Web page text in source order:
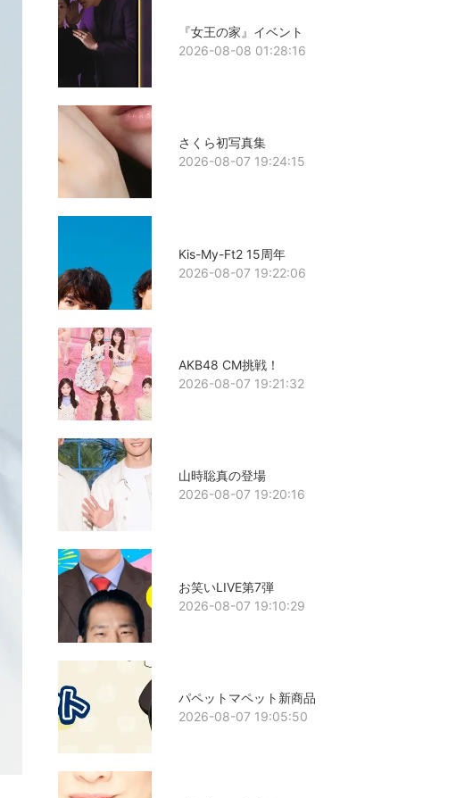
『女王の家』イベント
2026-08-08 01:28:16
さくら初写真集
2026-08-07 19:24:15
Kis-My-Ft2 15周年
2026-08-07 19:22:06
AKB48 CM挑戦！
2026-08-07 19:21:32
山時聡真の登場
2026-08-07 19:20:16
お笑いLIVE第7弾
2026-08-07 19:10:29
パペットマペット新商品
2026-08-07 19:05:50